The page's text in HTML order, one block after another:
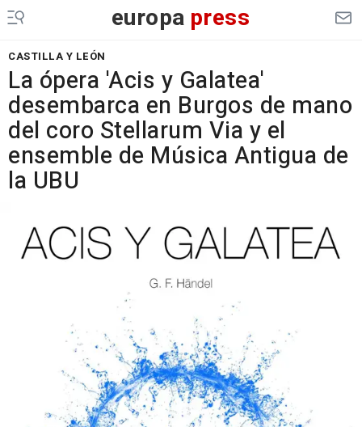
europa press
CASTILLA Y LEÓN
La ópera 'Acis y Galatea'
desembarca en Burgos de mano
del coro Stellarum Via y el
ensemble de Música Antigua de
la UBU